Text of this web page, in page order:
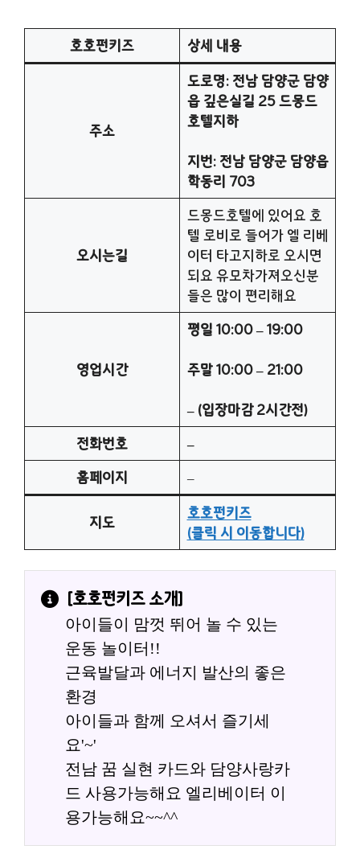
호호펀키즈 상세 내용
주소
도로명: 전남 담양군 담양
읍 깊은실길 25 드몽드
호텔지하
지번: 전남 담양군 담양읍
학동리 703
오시는길
드몽드호텔에 있어요 호
텔 로비로 들어가 엘 리베
이터 타고지하로 오시면
되요 유모차가져오신분
들은 많이 편리해요
영업시간
평일 10:00 – 19:00
주말 10:00 – 21:00
– (입장마감 2시간전)
전화번호
–
홈페이지
–
지도
호호펀키즈
(클릭 시 이동합니다)
[호호펀키즈 소개]
아이들이 맘껏 뛰어 놀 수 있는
운동 놀이터!!
근육발달과 에너지 발산의 좋은
환경
아이들과 함께 오셔서 즐기세
요'~'
전남 꿈 실현 카드와 담양사랑카
드 사용가능해요 엘리베이터 이
용가능해요~~^^